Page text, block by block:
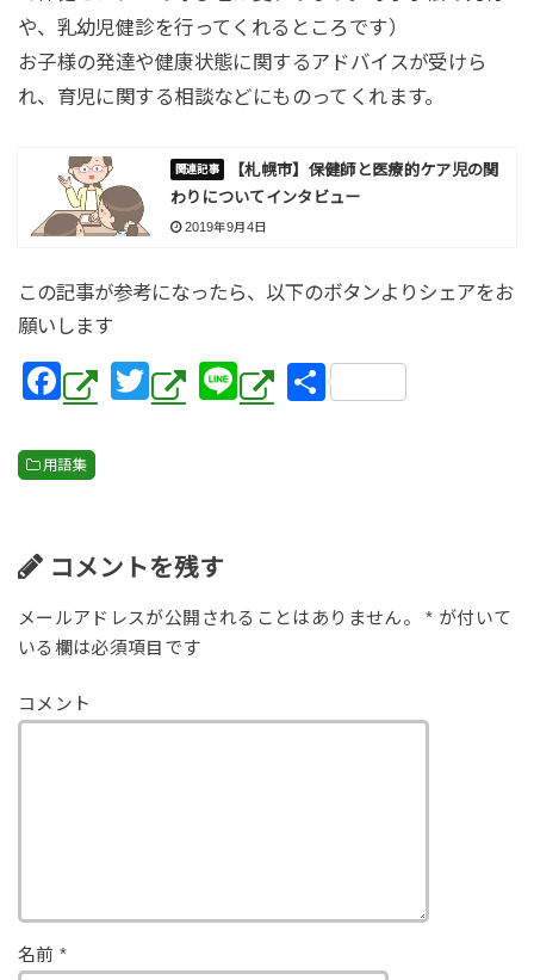
や、乳幼児健診を行ってくれるところです）
お子様の発達や健康状態に関するアドバイスが受けら
れ、育児に関する相談などにものってくれます。
【札幌市】保健師と医療的ケア児の関
わりについてインタビュー
2019年9月4日
この記事が参考になったら、以下のボタンよりシェアをお
願いします
F
a
c
o
o
k
T
wi
Li
n
共
用語集
コメントを残す
メールアドレスが公開されることはありません。 * が付いて
いる欄は必須項目です
コメント
名前 *